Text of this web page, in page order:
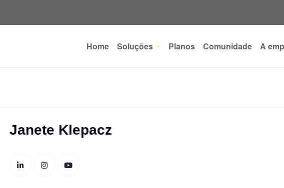
Home Soluções Planos Comunidade A
Janete Klepacz